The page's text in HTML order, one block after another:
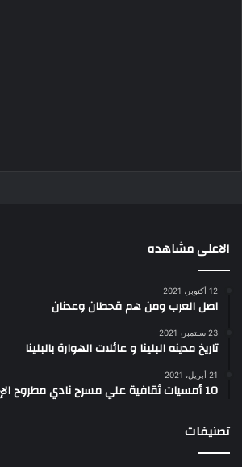
الاعلى مشاهده
12 أكتوبر، 2021
اصل العرب ومن هم قحطان وعدنان
23 سبتمبر، 2021
تاريخ مدينه البلينا و عائلات الهوارة بالبلينا
21 أبريل، 2021
10 أمسيات ثقافية علي مسرح نادي مطروح الإجتماعي في رمضان
تصنيفات